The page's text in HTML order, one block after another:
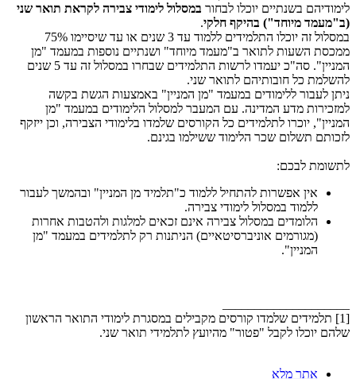
לימודיהם בשנתיים יוכלו לבחור במסלול לימודי צבירה לקראת תואר שני
(ב"מעמד מיוחד") בהיקף חלקי.
במסלול זה יוכלו התלמידים ללמוד עד 3 שנים או עד שיסיימו 75%
ממכסת השעות לתואר ב"מעמד מיוחד" ושנתיים נוספות במעמד "מן
המניין". סה"כ יעמדו לרשות התלמידים שבחרו במסלול זה עד 5 שנים
להשלמת כל חובותיהם לתואר שני.
ניתן לעבור ללימודים במעמד "מן המניין" באמצעות הגשת בקשה
למזכירות מדע המדינה. עם המעבר למסלול הלימודים במעמד "מן
המניין", יוכרו לתלמידים כל הקורסים שלמדו בלימודי הצבירה, וכן ייזקף
לזכותם תשלום שכר הלימוד ששילמו בגינם.
לתשומת לבכם:
אין אפשרות להתחיל ללמוד כ"תלמיד מן המניין" ובהמשך לעבור
ללמוד במסלול לימודי צבירה.
הלומדים במסלול צבירה אינם זכאים למלגות ולהטבות אחרות
(מגורמים אוניברסיטאיים) הניתנות רק לתלמידים במעמד "מן
המניין".
[1] תלמידים שלמדו קורסים מקבילים במסגרת לימודי התואר הראשון
שלהם יוכלו לקבל "פטור" מהיועץ לתלמידי תואר שני.
אתר מלא